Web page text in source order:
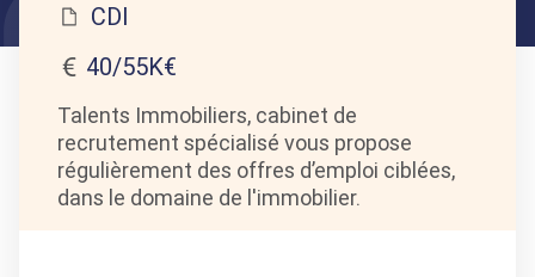
CDI
40/55K€
Talents Immobiliers, cabinet de
recrutement spécialisé vous propose
régulièrement des offres d’emploi ciblées,
dans le domaine de l'immobilier.